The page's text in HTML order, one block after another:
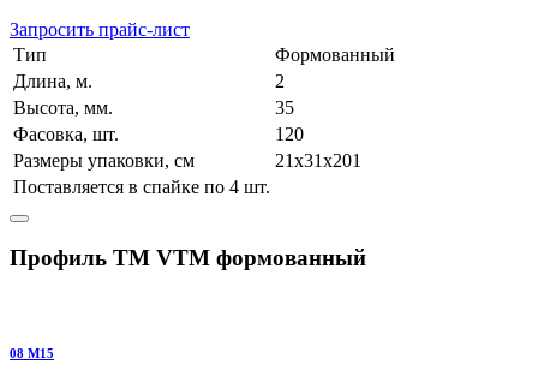
Запросить прайс-лист
Тип
Формованный
Длина, м.
2
Высота, мм.
35
Фасовка, шт.
120
Размеры упаковки, см
21х31х201
Поставляется в спайке по 4 шт.
Профиль ТМ VTM формованный
08 M15